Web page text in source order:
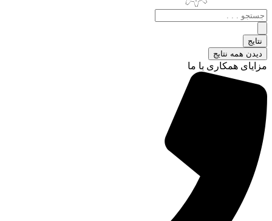
جستجو
.
.
.
نتایج
دیدن همه نتایج
مزایای همکاری با ما